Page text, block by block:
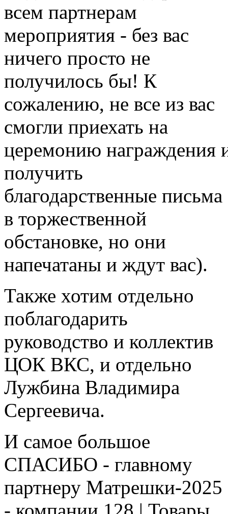
всем партнерам
мероприятия - без вас
ничего просто не
получилось бы! К
сожалению, не все из вас
смогли приехать на
церемонию награждения
получить
благодарственные письма
в торжественной
обстановке, но они
напечатаны и ждут вас).
Также хотим отдельно
поблагодарить
руководство и коллектив
ЦОК ВКС, и отдельно
Лужбина Владимира
Сергеевича.
И самое большое
СПАСИБО - главному
партнеру Матрешки-2025